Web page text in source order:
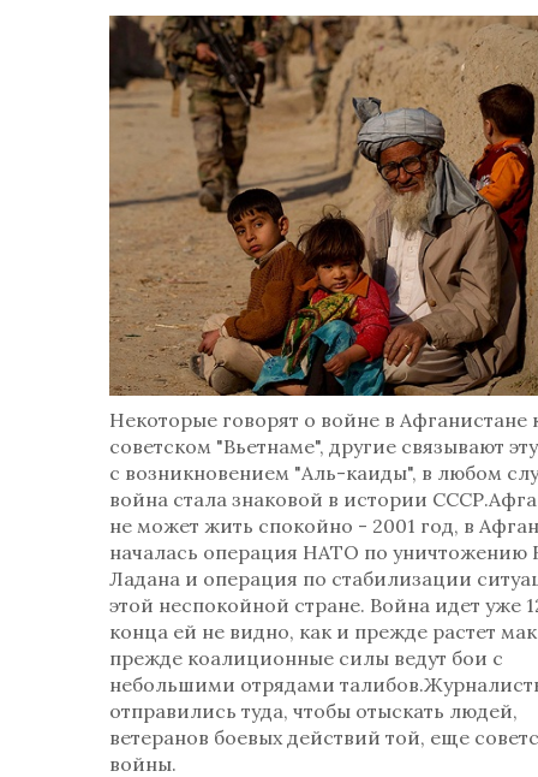
Некоторые говорят о войне в Афганистане
советском "Вьетнаме", другие связывают
с возникновением "Аль-каиды", в любом
война стала знаковой в истории
не может жить спокойно - 2001 год, в
началась операция НАТО по уничтожению
Ладана и операция по стабилизации
этой неспокойной стране. Война идет уже
конца ей не видно, как и прежде растет
прежде коалиционные силы ведут бои с
небольшими отрядами
отправились туда, чтобы отыскать людей,
ветеранов боевых действий той, еще
войны.